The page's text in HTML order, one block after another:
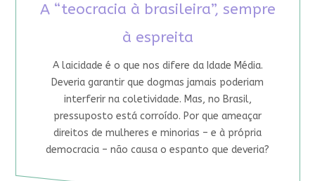
A “teocracia à brasileira”, sempre
à espreita
A laicidade é o que nos difere da Idade Média.
Deveria garantir que dogmas jamais poderiam
interferir na coletividade. Mas, no Brasil,
pressuposto está corroído. Por que ameaçar
direitos de mulheres e minorias – e à própria
democracia – não causa o espanto que deveria?